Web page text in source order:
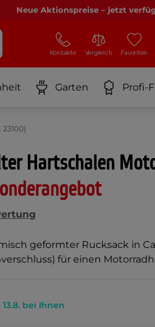
Neue Aktionspreise – jetzt
Kontakte Vergleich Favoriten
Garten Profi-
Hartschalen
geformter Rucksack in
für einen
bei Ihnen